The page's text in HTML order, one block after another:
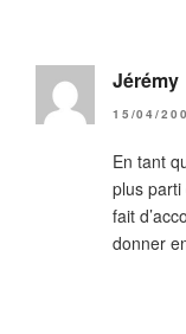
Jérémy
15/04/
En tant
plus
fait
donner